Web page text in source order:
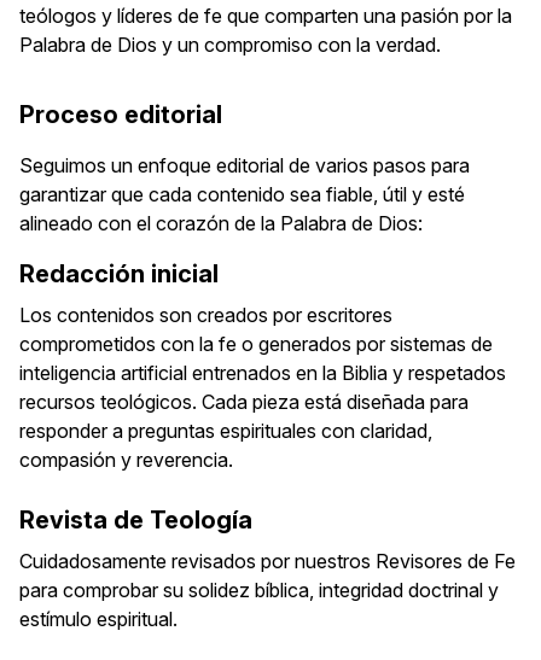
teólogos y líderes de fe que comparten una pasión por la
Palabra de Dios y un compromiso con la verdad.
Proceso editorial
Seguimos un enfoque editorial de varios pasos para
garantizar que cada contenido sea fiable, útil y esté
alineado con el corazón de la Palabra de Dios:
Redacción inicial
Los contenidos son creados por escritores
comprometidos con la fe o generados por sistemas de
inteligencia artificial entrenados en la Biblia y respetados
recursos teológicos. Cada pieza está diseñada para
responder a preguntas espirituales con claridad,
compasión y reverencia.
Revista de Teología
Cuidadosamente revisados por nuestros Revisores de Fe
para comprobar su solidez bíblica, integridad doctrinal y
estímulo espiritual.